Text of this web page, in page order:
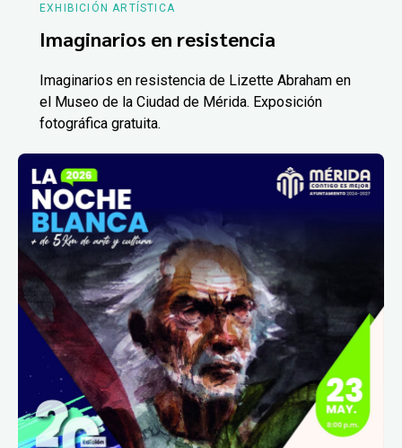
EXHIBICIÓN ARTÍSTICA
Imaginarios en resistencia
Imaginarios en resistencia de Lizette Abraham en
el Museo de la Ciudad de Mérida. Exposición
fotográfica gratuita.